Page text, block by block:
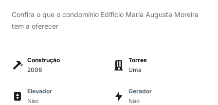
Confira o que o condomínio Edificio Maria Augusta Moreira
tem a oferecer
Construção
2006
Torres
Uma
Elevador
Não
Gerador
Não